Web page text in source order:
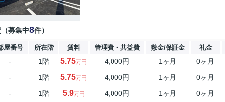
募集中8件）
屋番号 所在階 賃料 管理費・共益費 敷金/保証金 礼金
- 1階 5.75万円 4,000円 1ヶ月 0ヶ月
- 1階 5.75万円 4,000円 1ヶ月 0ヶ月
- 1階 5.9万円 4,000円 1ヶ月 0ヶ月